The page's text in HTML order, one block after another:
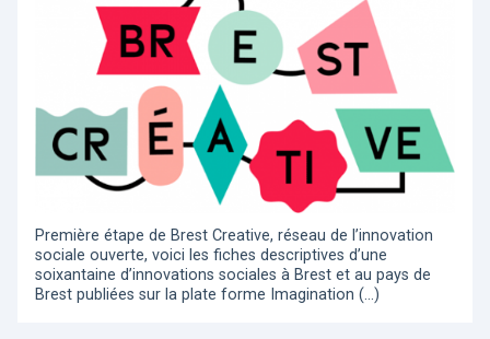
Première étape de Brest Creative, réseau de l’innovation
sociale ouverte, voici les fiches descriptives d’une
soixantaine d’innovations sociales à Brest et au pays de
Brest publiées sur la plate forme Imagination (…)